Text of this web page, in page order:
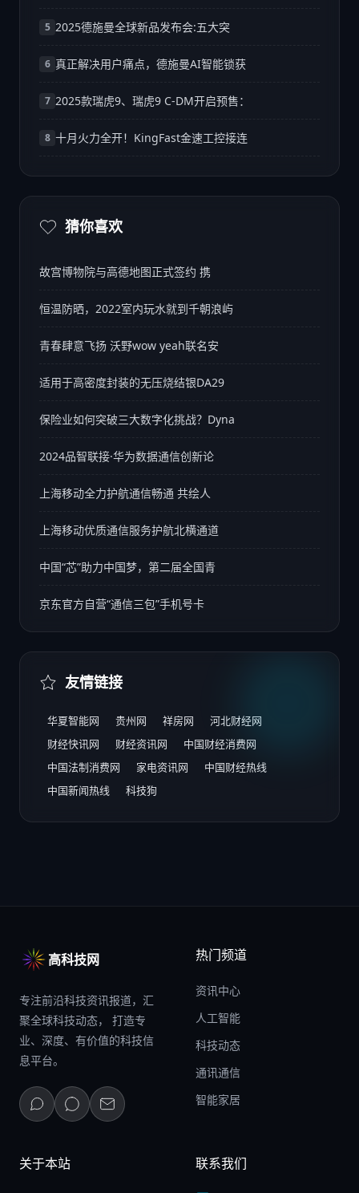
5 2025德施曼全球新品发布会:五大突
6 真正解决用户痛点，德施曼AI智能锁获
7 2025款瑞虎9、瑞虎9 C-DM开启预售：
8 十月火力全开！KingFast金速工控接连
猜你喜欢
故宫博物院与高德地图正式签约 携
恒温防晒，2022室内玩水就到千朝浪屿
青春肆意飞扬 沃野wow yeah联名安
适用于高密度封装的无压烧结银DA29
保险业如何突破三大数字化挑战？Dyna
2024品智联接·华为数据通信创新论
上海移动全力护航通信畅通 共绘人
上海移动优质通信服务护航北横通道
中国“芯”助力中国梦，第二届全国青
京东官方自营“通信三包”手机号卡
友情链接
华夏智能网 贵州网 祥房网
河北财经网
财经快讯网
财经资讯网
中国财经消费网
中国法制消费网
家电资讯网
中国财经热线
中国新闻热线
科技狗
高科技网
专注前沿科技资讯报道，汇
聚全球科技动态， 打造专
业、深度、有价值的科技信
息平台。
热门频道
资讯中心
人工智能
科技动态
通讯通信
智能家居
关于本站 联系我们